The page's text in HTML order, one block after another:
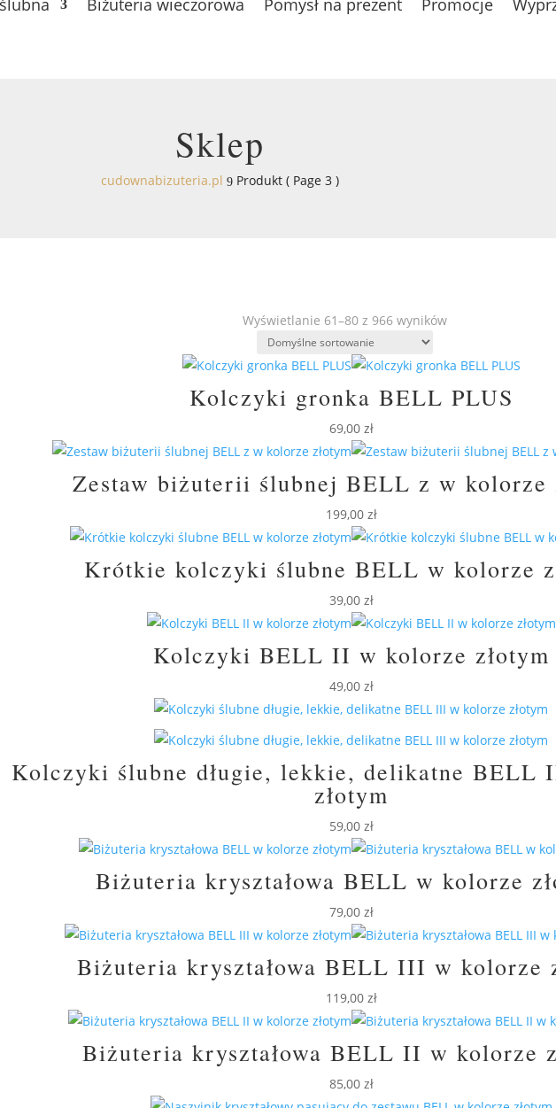
Sklep
cudownabizuteria.pl 9 Produkt( Page 3 )
Wyświetlanie 61–80 z 966 wyników
Kolczyki gronka BELL PLUS
69,00 zł
Zestaw biżuterii ślubnej BELL z w kolorze
199,00 zł
Krótkie kolczyki ślubne BELL w kolorze
39,00 zł
Kolczyki BELL II w kolorze złotym
49,00 zł
Kolczyki ślubne długie, lekkie, delikatne BELL
złotym
59,00 zł
Biżuteria kryształowa BELL w kolorze
79,00 zł
Biżuteria kryształowa BELL III w kolorze
119,00 zł
Biżuteria kryształowa BELL II w kolorze
85,00 zł